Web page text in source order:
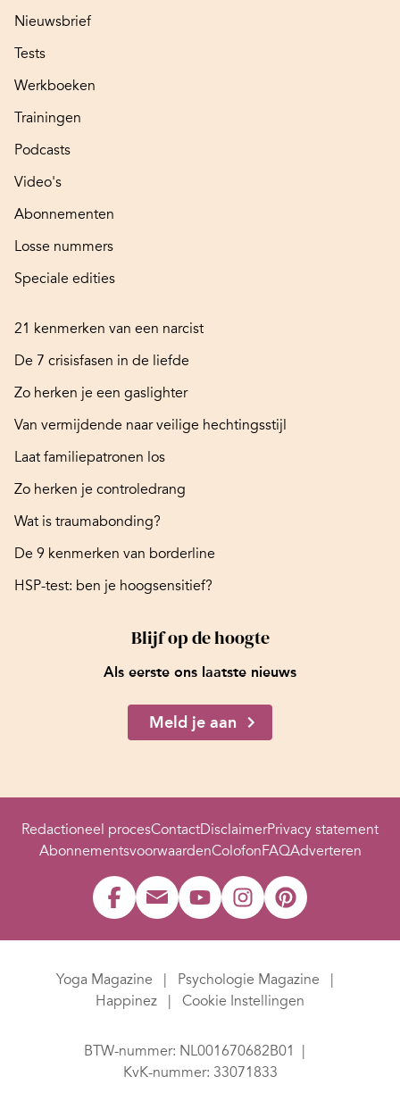
Nieuwsbrief
Tests
Werkboeken
Trainingen
Podcasts
Video's
Abonnementen
Losse nummers
Speciale edities
21 kenmerken van een narcist
De 7 crisisfasen in de liefde
Zo herken je een gaslighter
Van vermijdende naar veilige hechtingsstijl
Laat familiepatronen los
Zo herken je controledrang
Wat is traumabonding?
De 9 kenmerken van borderline
HSP-test: ben je hoogsensitief?
Blijf op de hoogte
Als eerste ons laatste nieuws
Meld je aan
Redactioneel procesContactDisclaimerPrivacy statement
AbonnementsvoorwaardenColofonFAQAdverteren
Yoga Magazine
Psychologie Magazine
Happinez
Cookie Instellingen
BTW-nummer: NL001670682B01
KvK-nummer: 33071833